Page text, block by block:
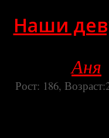
Наши
Аня
Рост: 186,